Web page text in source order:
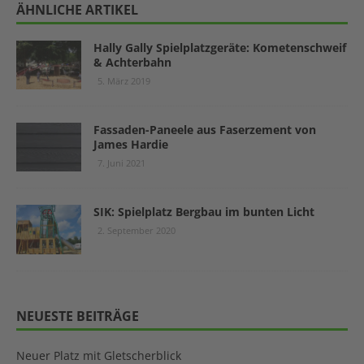
ÄHNLICHE ARTIKEL
Hally Gally Spielplatzgeräte: Kometenschweif
& Achterbahn
5. März 2019
Fassaden-Paneele aus Faserzement von
James Hardie
7. Juni 2021
SIK: Spielplatz Bergbau im bunten Licht
2. September 2020
NEUESTE BEITRÄGE
Neuer Platz mit Gletscherblick